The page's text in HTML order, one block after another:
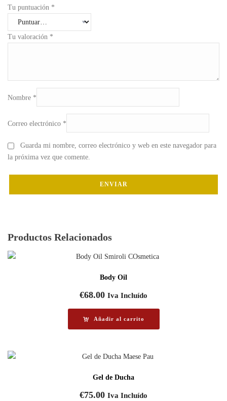
Tu puntuación *
Tu valoración *
Nombre *
Correo electrónico *
Guarda mi nombre, correo electrónico y web en este navegador para
la próxima vez que comente.
Productos Relacionados
Body Oil
€68.00 Iva Incluído
Añadir al carrito
Gel de Ducha
€75.00 Iva Incluído